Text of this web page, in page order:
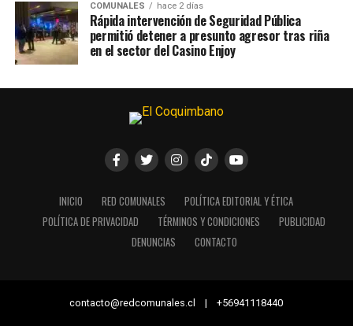
COMUNALES hace 2 días
Rápida intervención de Seguridad Pública
permitió detener a presunto agresor tras riña
en el sector del Casino Enjoy
INICIO RED COMUNALES
POLÍTICA EDITORIAL Y ÉTICA
POLÍTICA DE PRIVACIDAD
TÉRMINOS Y CONDICIONES
PUBLICIDAD
DENUNCIAS
CONTACTO
contacto@redcomunales.cl | +56941118440